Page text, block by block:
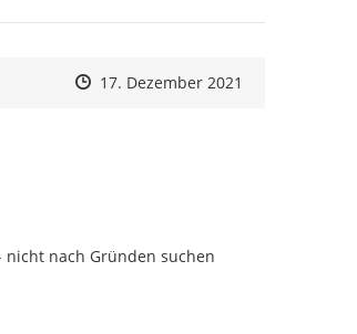
Zeitpunkt des Erstellens
Zeitpunkt des Erstellens
17. Dezember 2021
nach Gründen suchen